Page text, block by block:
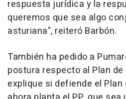
respuesta jurídica y la
queremos que sea algo
asturiana", reiteró Barbón.
También ha pedido a
postura respecto al Plan
explique si defiende el